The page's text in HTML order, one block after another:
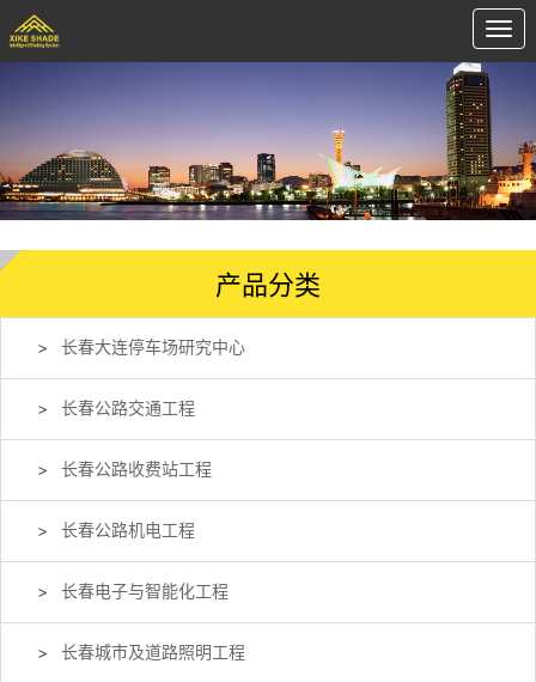
产品分类
长春大连停车场研究中心
长春公路交通工程
长春公路收费站工程
长春公路机电工程
长春电子与智能化工程
长春城市及道路照明工程